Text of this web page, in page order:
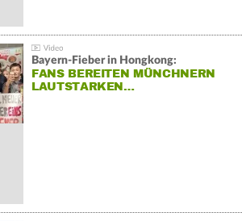
Bayern-Fieber in Hongkong:
FANS BEREITEN MÜNCHNERN
LAUTSTARKEN…